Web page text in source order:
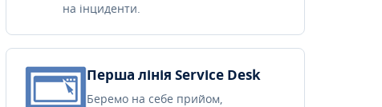
на інциденти.
Перша лінія Service Desk
Беремо на себе прийом,